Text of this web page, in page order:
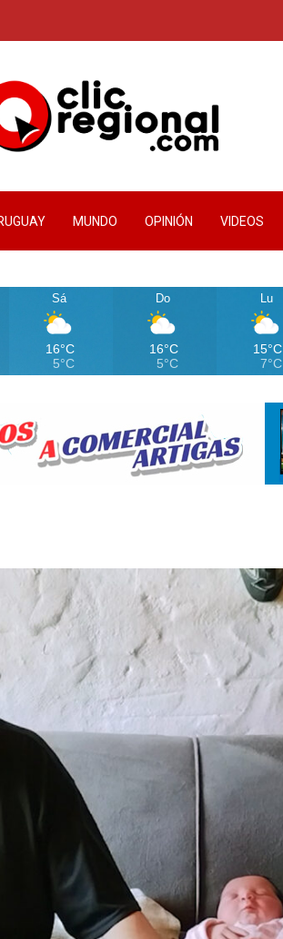
MUNDO OPINIÓN VIDEOS
Sá
16°C
5°C
Do
16°C
5°C
Lu
15°C
7°C